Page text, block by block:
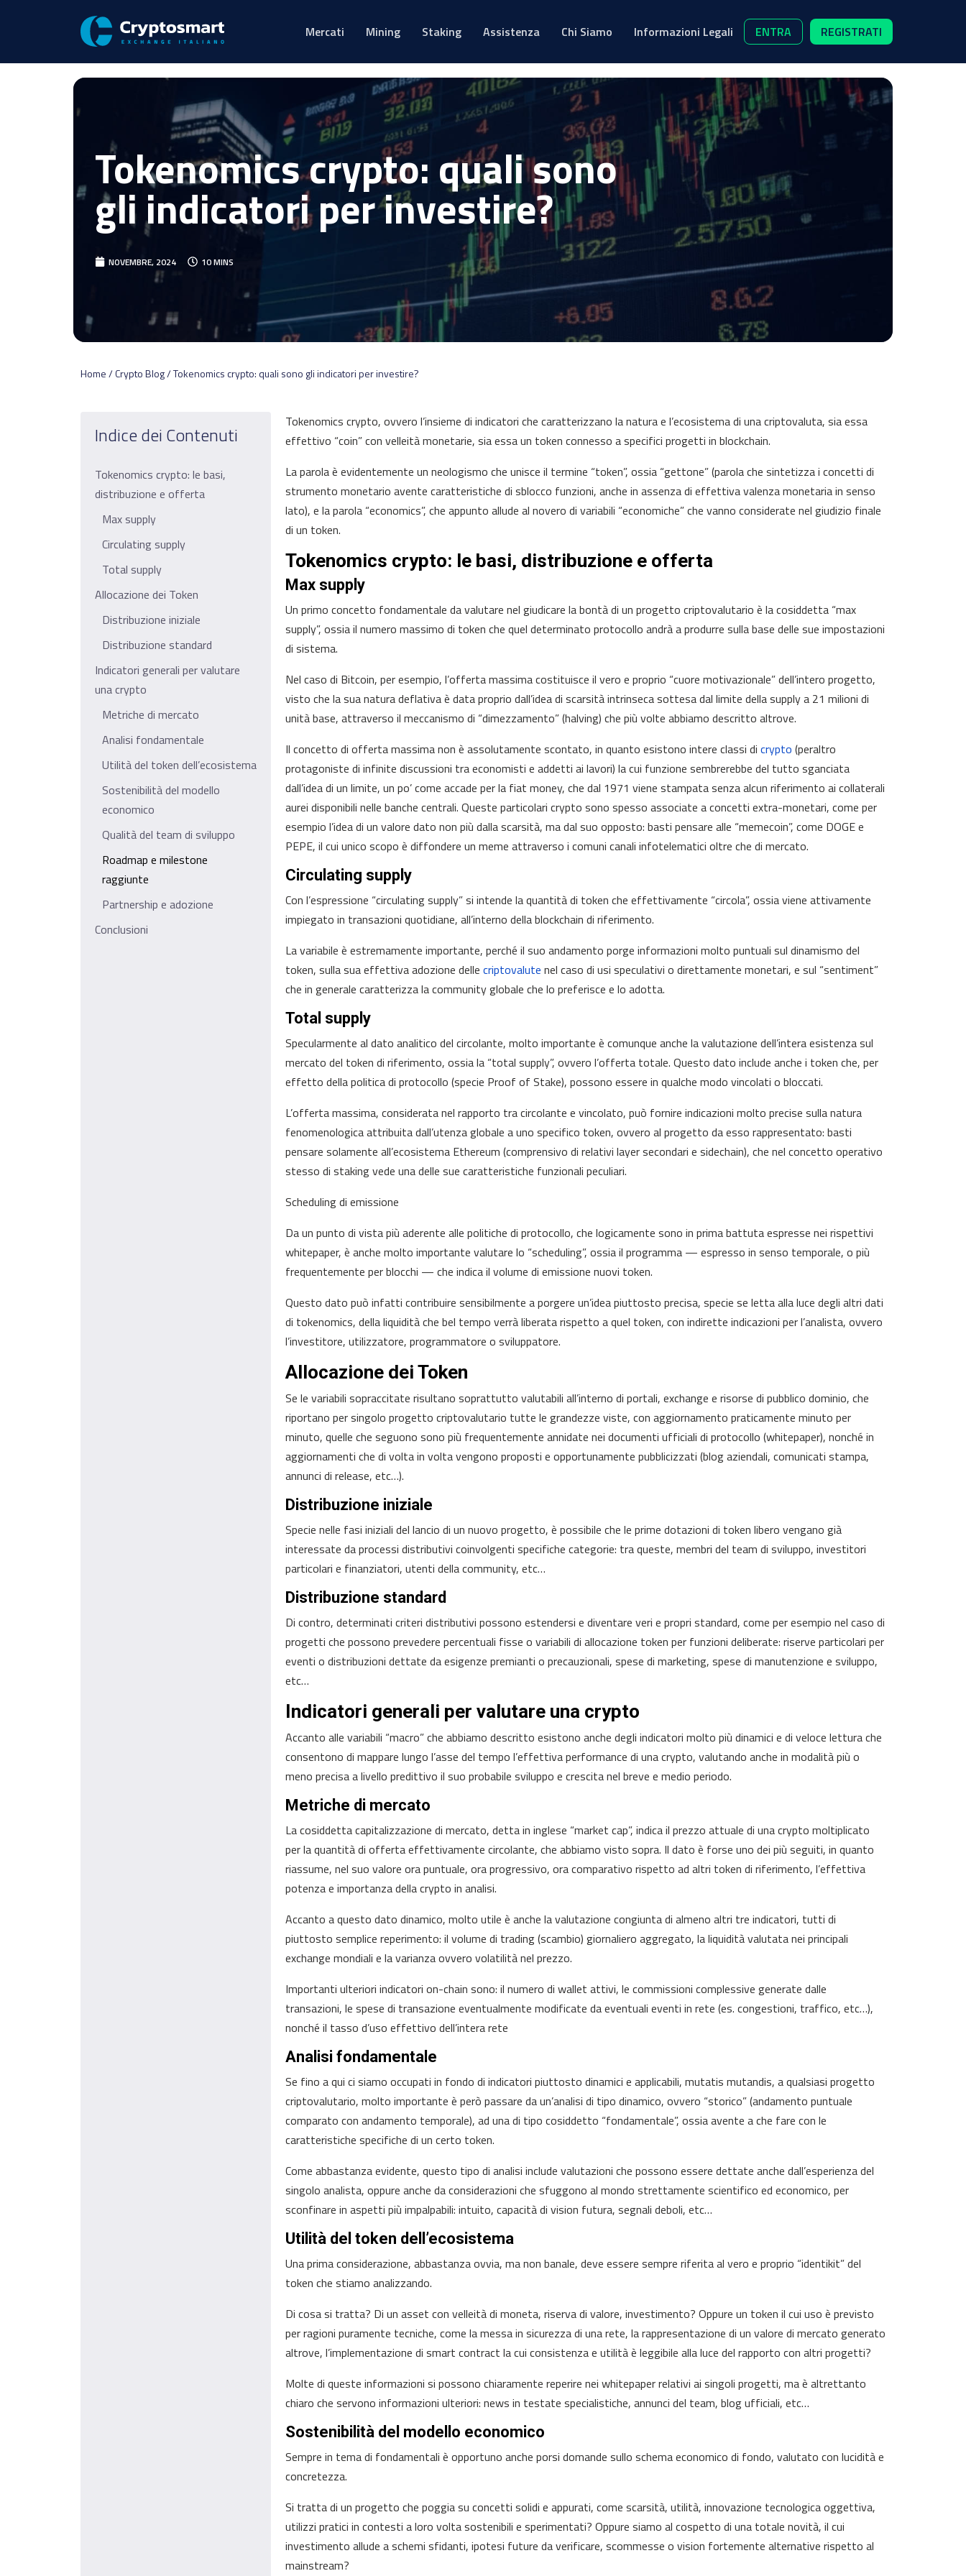
Mercati Mining Staking Assistenza Chi Siamo Informazioni Legali ENTRA REGISTRATI
Tokenomics crypto: quali sono
gli indicatori per investire?
NOVEMBRE, 2024 10 MINS
Home / Crypto Blog / Tokenomics crypto: quali sono gli indicatori per investire?
Indice dei Contenuti
Tokenomics crypto: le basi,
distribuzione e offerta
Max supply
Circulating supply
Total supply
Allocazione dei Token
Distribuzione iniziale
Distribuzione standard
Indicatori generali per valutare
una crypto
Metriche di mercato
Analisi fondamentale
Utilità del token dell’ecosistema
Sostenibilità del modello
economico
Qualità del team di sviluppo
Roadmap e milestone
raggiunte
Partnership e adozione
Conclusioni
Tokenomics crypto, ovvero l’insieme di indicatori che caratterizzano la natura e l’ecosistema di una criptovaluta, sia essa
effettivo “coin” con velleità monetarie, sia essa un token connesso a specifici progetti in blockchain.
La parola è evidentemente un neologismo che unisce il termine “token”, ossia “gettone” (parola che sintetizza i concetti di
strumento monetario avente caratteristiche di sblocco funzioni, anche in assenza di effettiva valenza monetaria in senso
lato), e la parola “economics”, che appunto allude al novero di variabili “economiche” che vanno considerate nel giudizio finale
di un token.
Tokenomics crypto: le basi, distribuzione e offerta
Max supply
Un primo concetto fondamentale da valutare nel giudicare la bontà di un progetto criptovalutario è la cosiddetta “max
supply”, ossia il numero massimo di token che quel determinato protocollo andrà a produrre sulla base delle sue impostazioni
di sistema.
Nel caso di Bitcoin, per esempio, l’offerta massima costituisce il vero e proprio “cuore motivazionale” dell’intero progetto,
visto che la sua natura deflativa è data proprio dall’idea di scarsità intrinseca sottesa dal limite della supply a 21 milioni di
unità base, attraverso il meccanismo di “dimezzamento” (halving) che più volte abbiamo descritto altrove.
Il concetto di offerta massima non è assolutamente scontato, in quanto esistono intere classi di crypto (peraltro
protagoniste di infinite discussioni tra economisti e addetti ai lavori) la cui funzione sembrerebbe del tutto sganciata
dall’idea di un limite, un po’ come accade per la fiat money, che dal 1971 viene stampata senza alcun riferimento ai collaterali
aurei disponibili nelle banche centrali. Queste particolari crypto sono spesso associate a concetti extra-monetari, come per
esempio l’idea di un valore dato non più dalla scarsità, ma dal suo opposto: basti pensare alle “memecoin”, come DOGE e
PEPE, il cui unico scopo è diffondere un meme attraverso i comuni canali infotelematici oltre che di mercato.
Circulating supply
Con l’espressione “circulating supply” si intende la quantità di token che effettivamente “circola”, ossia viene attivamente
impiegato in transazioni quotidiane, all’interno della blockchain di riferimento.
La variabile è estremamente importante, perché il suo andamento porge informazioni molto puntuali sul dinamismo del
token, sulla sua effettiva adozione delle criptovalute nel caso di usi speculativi o direttamente monetari, e sul “sentiment”
che in generale caratterizza la community globale che lo preferisce e lo adotta.
Total supply
Specularmente al dato analitico del circolante, molto importante è comunque anche la valutazione dell’intera esistenza sul
mercato del token di riferimento, ossia la “total supply”, ovvero l’offerta totale. Questo dato include anche i token che, per
effetto della politica di protocollo (specie Proof of Stake), possono essere in qualche modo vincolati o bloccati.
L’offerta massima, considerata nel rapporto tra circolante e vincolato, può fornire indicazioni molto precise sulla natura
fenomenologica attribuita dall’utenza globale a uno specifico token, ovvero al progetto da esso rappresentato: basti
pensare solamente all’ecosistema Ethereum (comprensivo di relativi layer secondari e sidechain), che nel concetto operativo
stesso di staking vede una delle sue caratteristiche funzionali peculiari.
Scheduling di emissione
Da un punto di vista più aderente alle politiche di protocollo, che logicamente sono in prima battuta espresse nei rispettivi
whitepaper, è anche molto importante valutare lo “scheduling”, ossia il programma — espresso in senso temporale, o più
frequentemente per blocchi — che indica il volume di emissione nuovi token.
Questo dato può infatti contribuire sensibilmente a porgere un’idea piuttosto precisa, specie se letta alla luce degli altri dati
di tokenomics, della liquidità che bel tempo verrà liberata rispetto a quel token, con indirette indicazioni per l’analista, ovvero
l’investitore, utilizzatore, programmatore o sviluppatore.
Allocazione dei Token
Se le variabili sopraccitate risultano soprattutto valutabili all’interno di portali, exchange e risorse di pubblico dominio, che
riportano per singolo progetto criptovalutario tutte le grandezze viste, con aggiornamento praticamente minuto per
minuto, quelle che seguono sono più frequentemente annidate nei documenti ufficiali di protocollo (whitepaper), nonché in
aggiornamenti che di volta in volta vengono proposti e opportunamente pubblicizzati (blog aziendali, comunicati stampa,
annunci di release, etc…).
Distribuzione iniziale
Specie nelle fasi iniziali del lancio di un nuovo progetto, è possibile che le prime dotazioni di token libero vengano già
interessate da processi distributivi coinvolgenti specifiche categorie: tra queste, membri del team di sviluppo, investitori
particolari e finanziatori, utenti della community, etc…
Distribuzione standard
Di contro, determinati criteri distributivi possono estendersi e diventare veri e propri standard, come per esempio nel caso di
progetti che possono prevedere percentuali fisse o variabili di allocazione token per funzioni deliberate: riserve particolari per
eventi o distribuzioni dettate da esigenze premianti o precauzionali, spese di marketing, spese di manutenzione e sviluppo,
etc…
Indicatori generali per valutare una crypto
Accanto alle variabili “macro” che abbiamo descritto esistono anche degli indicatori molto più dinamici e di veloce lettura che
consentono di mappare lungo l’asse del tempo l’effettiva performance di una crypto, valutando anche in modalità più o
meno precisa a livello predittivo il suo probabile sviluppo e crescita nel breve e medio periodo.
Metriche di mercato
La cosiddetta capitalizzazione di mercato, detta in inglese “market cap”, indica il prezzo attuale di una crypto moltiplicato
per la quantità di offerta effettivamente circolante, che abbiamo visto sopra. Il dato è forse uno dei più seguiti, in quanto
riassume, nel suo valore ora puntuale, ora progressivo, ora comparativo rispetto ad altri token di riferimento, l’effettiva
potenza e importanza della crypto in analisi.
Accanto a questo dato dinamico, molto utile è anche la valutazione congiunta di almeno altri tre indicatori, tutti di
piuttosto semplice reperimento: il volume di trading (scambio) giornaliero aggregato, la liquidità valutata nei principali
exchange mondiali e la varianza ovvero volatilità nel prezzo.
Importanti ulteriori indicatori on-chain sono: il numero di wallet attivi, le commissioni complessive generate dalle
transazioni, le spese di transazione eventualmente modificate da eventuali eventi in rete (es. congestioni, traffico, etc…),
nonché il tasso d’uso effettivo dell’intera rete
Analisi fondamentale
Se fino a qui ci siamo occupati in fondo di indicatori piuttosto dinamici e applicabili, mutatis mutandis, a qualsiasi progetto
criptovalutario, molto importante è però passare da un’analisi di tipo dinamico, ovvero “storico” (andamento puntuale
comparato con andamento temporale), ad una di tipo cosiddetto “fondamentale”, ossia avente a che fare con le
caratteristiche specifiche di un certo token.
Come abbastanza evidente, questo tipo di analisi include valutazioni che possono essere dettate anche dall’esperienza del
singolo analista, oppure anche da considerazioni che sfuggono al mondo strettamente scientifico ed economico, per
sconfinare in aspetti più impalpabili: intuito, capacità di vision futura, segnali deboli, etc…
Utilità del token dell’ecosistema
Una prima considerazione, abbastanza ovvia, ma non banale, deve essere sempre riferita al vero e proprio “identikit” del
token che stiamo analizzando.
Di cosa si tratta? Di un asset con velleità di moneta, riserva di valore, investimento? Oppure un token il cui uso è previsto
per ragioni puramente tecniche, come la messa in sicurezza di una rete, la rappresentazione di un valore di mercato generato
altrove, l’implementazione di smart contract la cui consistenza e utilità è leggibile alla luce del rapporto con altri progetti?
Molte di queste informazioni si possono chiaramente reperire nei whitepaper relativi ai singoli progetti, ma è altrettanto
chiaro che servono informazioni ulteriori: news in testate specialistiche, annunci del team, blog ufficiali, etc…
Sostenibilità del modello economico
Sempre in tema di fondamentali è opportuno anche porsi domande sullo schema economico di fondo, valutato con lucidità e
concretezza.
Si tratta di un progetto che poggia su concetti solidi e appurati, come scarsità, utilità, innovazione tecnologica oggettiva,
utilizzi pratici in contesti a loro volta sostenibili e sperimentati? Oppure siamo al cospetto di una totale novità, il cui
investimento allude a schemi sfidanti, ipotesi future da verificare, scommesse o vision fortemente alternative rispetto al
mainstream?